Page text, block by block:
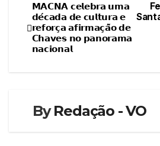
Navegação
de
𝗠𝗔𝗖𝗡𝗔 𝗰𝗲𝗹𝗲𝗯𝗿𝗮 𝘂𝗺𝗮
𝗱𝗲́𝗰𝗮𝗱𝗮 𝗱𝗲 𝗰𝘂𝗹𝘁𝘂𝗿𝗮 𝗲
𝗿𝗲𝗳𝗼𝗿𝗰̧𝗮 𝗮𝗳𝗶𝗿𝗺𝗮𝗰̧𝗮̃𝗼 𝗱𝗲
𝗖𝗵𝗮𝘃𝗲𝘀 𝗻𝗼 𝗽𝗮𝗻𝗼𝗿𝗮𝗺𝗮
𝗻𝗮𝗰𝗶𝗼𝗻𝗮𝗹
ByRedação - VO